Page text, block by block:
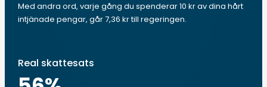
Med andra ord, varje gång du spenderar 10 kr av dina hårt
intjänade pengar, går 7,36 kr till regeringen.
Real skattesats